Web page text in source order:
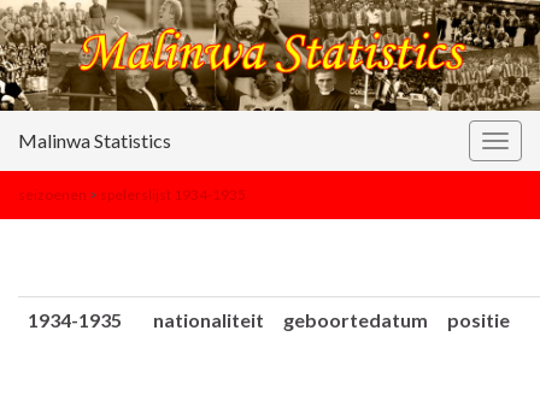
Malinwa Statistics
seizoenen > spelerslijst 1934-1935
1934-1935 nationaliteit geboortedatum positie